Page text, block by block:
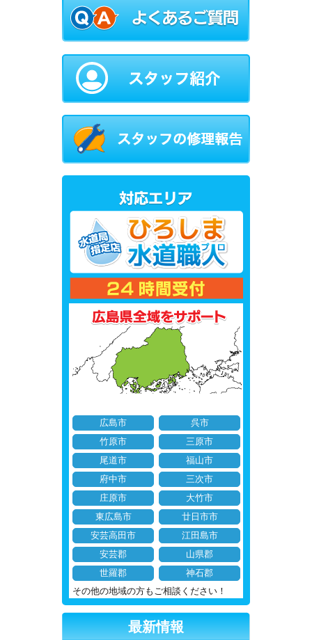
広島市
呉市
竹原市
三原市
尾道市
福山市
府中市
三次市
庄原市
大竹市
東広島市
廿日市市
安芸高田市
江田島市
安芸郡
山県郡
世羅郡
神石郡
その他の地域の方もご相談ください！
最新情報